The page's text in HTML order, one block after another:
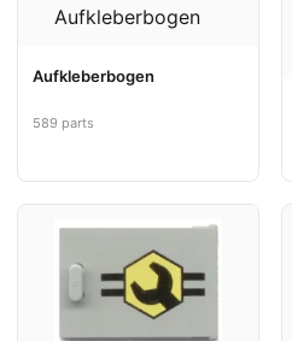
Aufkleberbogen
589 parts